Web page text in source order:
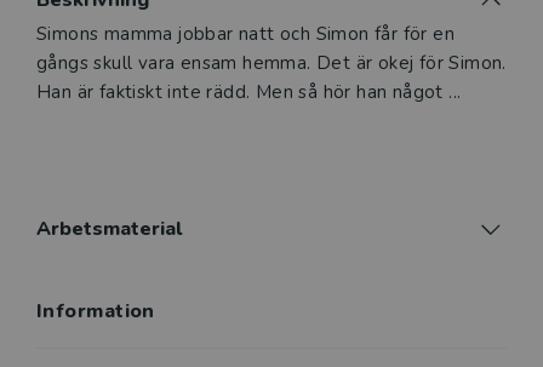
Simons mamma jobbar natt och Simon får för en
gångs skull vara ensam hemma. Det är okej för Simon.
Han är faktiskt inte rädd. Men så hör han något ...
Arbetsmaterial
Information